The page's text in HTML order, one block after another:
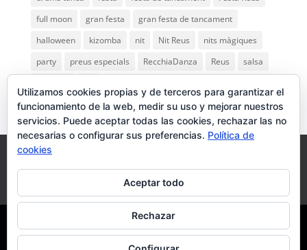
full moon
gran festa
gran festa de tancament
halloween
kizomba nit Nit Reus
nits màgiques
party
preus especials RecchiaDanza Reus
salsa
ANYS 80’s
FESTES PRIVADES
GALERIA
NOTÍCIES
CONTACTE
Media Needs| Tots els drets reservats a
Utilizamos cookies propias y de terceros para garantizar el
funcionamiento de la web, medir su uso y mejorar nuestros
servicios. Puede aceptar todas las cookies, rechazar las no
necesarias o configurar sus preferencias. Política de
cookies
Aceptar todo
Rechazar